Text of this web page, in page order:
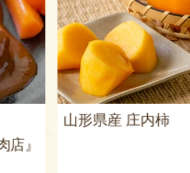
山形県産 庄内柿